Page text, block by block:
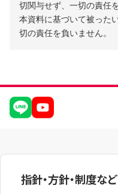
切関与せず、一切の責任
本資料に基づいて被った
切の責任を負いません。
指針・方針・制度など